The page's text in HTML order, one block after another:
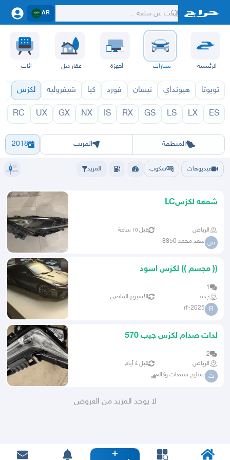
AR
الرئيسية سيارات أجهزة عقار ديل اثاث
تويوتا هيونداي نيسان فورد كيا شيفروليه لكزس
ES
LX
LS
GS
RX
IS
NX
GX
UX
RC
المنطقة
الرياض الشرقيهجده الطايف حائلأبها عسيرالباحة
القريب 2018
LC 1970
فيديوهات سكوب المزيد
شمعه لكزسLC
الرياض قبل ١٥ ساعة
س سعد محمد 8850
(( مجسم )) لكزس اسود
1
جده
الأسبوع الماضي
R
rf-2025
لدات صدام لكزس جيب 570
2
الرياض
قبل ٤ أيام
ت تشليح شمعات وكاله
لا يوجد المزيد من العروض